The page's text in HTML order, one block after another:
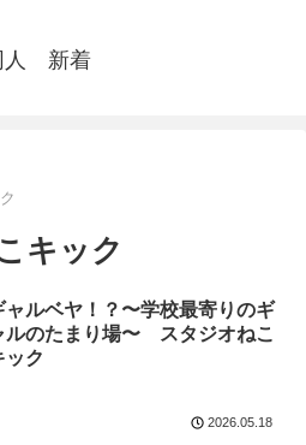
人 新着
キック
ャルベヤ！？〜学校最寄りのギ
ルのたまり場〜 スタジオねこ
ック
2026.05.18